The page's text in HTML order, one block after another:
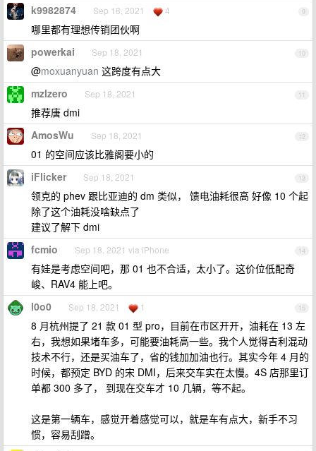
9
k9982874 Sep 18, 2021 4
哪里都有理想传销团伙啊
10
powerkai Sep 18, 2021
@moxuanyuan 这跨度有点大
11
mzlzero Sep 18, 2021
推荐唐 dmi
12
AmosWu Sep 18, 2021
01 的空间应该比雅阁要小的
13
iFlicker Sep 18, 2021
领克的 phev 跟比亚迪的 dm 类似， 馈电油耗很高 好像 10 个起
除了这个油耗没啥缺点了
建议了解下 dmi
14
fcmio Sep 18, 2021 via iPhone
有娃是考虑空间吧，那 01 也不合适，太小了。这价位低配奇
峻、RAV4 能上吧。
15
l0o0 Sep 18, 2021 1
8 月杭州提了 21 款 01 型 pro，目前在市区开开，油耗在 13 左
右，我想如果堵车多，可能要油耗高一些。我个人觉得吉利混动
技术不行，还是买油车了，省的钱加加油也行。其实今年 4 月的
时候，都预定 BYD 的宋 DMI，后来交车实在太慢。4S 店那里订
单都 300 多了， 到现在交车才 10 几辆，等不起。
这是第一辆车，感觉开着感觉可以，就是车有点大，新手不习
惯，容易刮蹭。